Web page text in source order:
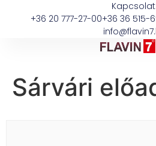
Kapcsolat:
+36 20 777-27-00+36 36 515-
Sárvári